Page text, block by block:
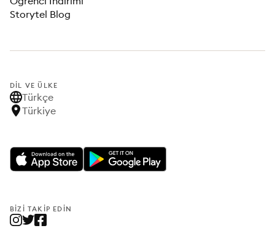
Storytel Blog
DIL VE ÜLKE
Türkçe
Türkiye
BIZI TAKIP EDIN